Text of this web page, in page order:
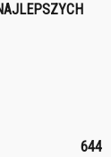
644